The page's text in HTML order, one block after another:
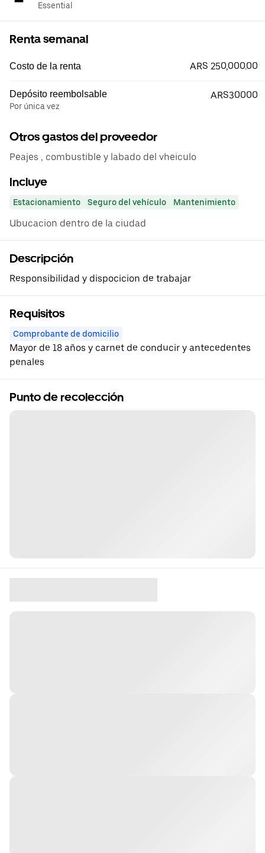
Essential
Renta semanal
Costo de la renta ARS 250,000.00
Depósito reembolsable
Por única vez
ARS30000
Otros gastos del proveedor
Peajes , combustible y labado del vheiculo
Incluye
Estacionamiento Seguro del vehículo Mantenimiento
Ubucacion dentro de la ciudad
Descripción
Responsibilidad y dispocicion de trabajar
Requisitos
Comprobante de domicilio
Mayor de 18 años y carnet de conducir y antecedentes
penales
Punto de recolección